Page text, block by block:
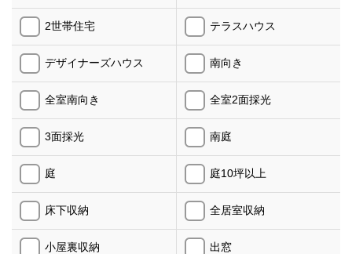
2世帯住宅 テラスハウス
デザイナーズハウス 南向き
全室南向き 全室2面採光
3面採光 南庭
庭 庭10坪以上
床下収納 全居室収納
小屋裏収納 出窓